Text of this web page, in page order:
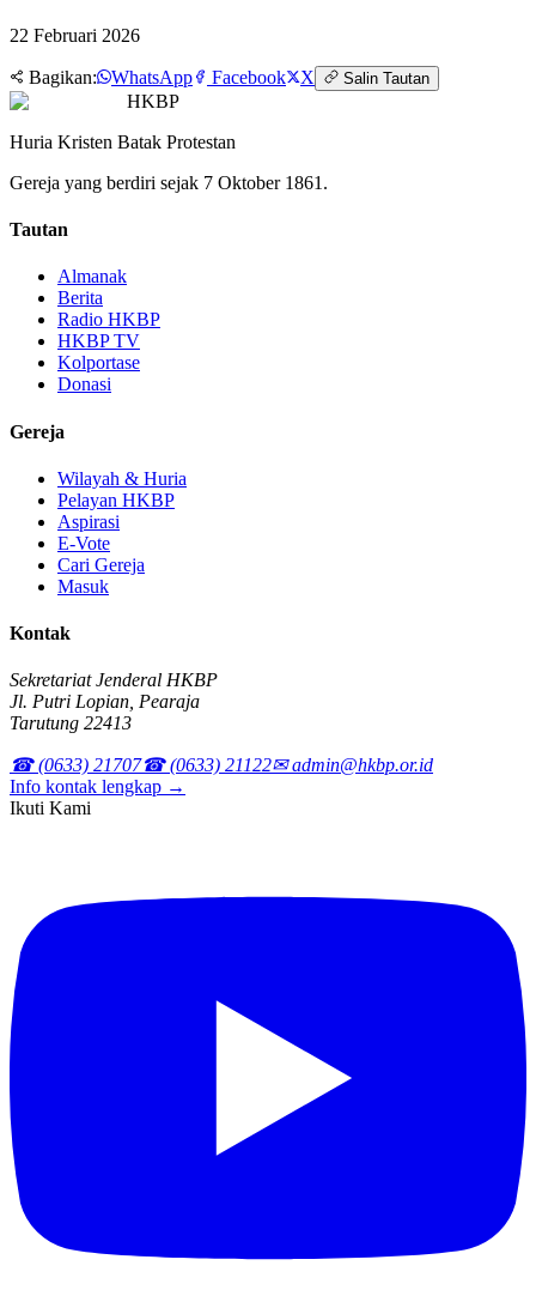
22 Februari 2026
Bagikan: WhatsApp Facebook X Salin Tautan
HKBP
Huria Kristen Batak Protestan
Gereja yang berdiri sejak 7 Oktober 1861.
Tautan
Almanak
Berita
Radio HKBP
HKBP TV
Kolportase
Donasi
Gereja
Wilayah & Huria
Pelayan HKBP
Aspirasi
E-Vote
Cari Gereja
Masuk
Kontak
Sekretariat Jenderal HKBP
Jl. Putri Lopian, Pearaja
Tarutung 22413
☎ (0633) 21707☎ (0633) 21122✉ admin@hkbp.or.id
Info kontak lengkap →
Ikuti Kami